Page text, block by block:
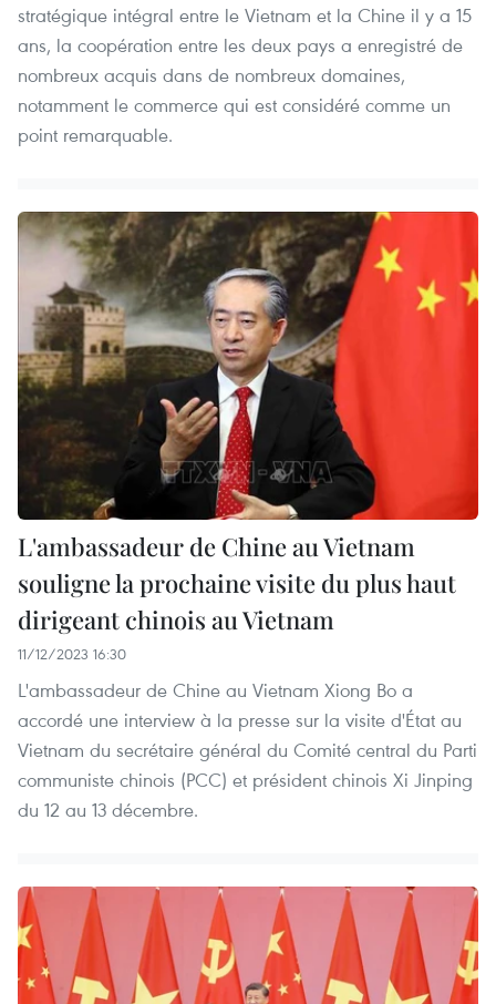
stratégique intégral entre le Vietnam et la Chine il y a 15
ans, la coopération entre les deux pays a enregistré de
nombreux acquis dans de nombreux domaines,
notamment le commerce qui est considéré comme un
point remarquable.
L'ambassadeur de Chine au Vietnam
souligne la prochaine visite du plus haut
dirigeant chinois au Vietnam
11/12/2023 16:30
L'ambassadeur de Chine au Vietnam Xiong Bo a
accordé une interview à la presse sur la visite d'État au
Vietnam du secrétaire général du Comité central du Parti
communiste chinois (PCC) et président chinois Xi Jinping
du 12 au 13 décembre.